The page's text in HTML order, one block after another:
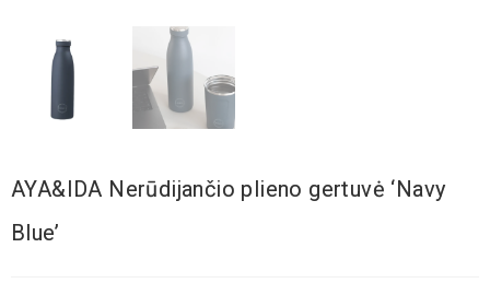
AYA&IDA Nerūdijančio plieno gertuvė ‘Navy
Blue’